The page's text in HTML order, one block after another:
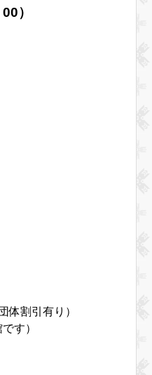
）
体割引有り）
す）